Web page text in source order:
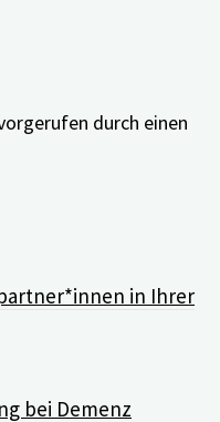
in Ihrer
bei Demenz
2,2-fach höher.
erlitten zudem
Schlaganfall
durch einen
19-positive Personen
Personen häufiger ein
für Demenz,
Sie
Müdigkeit,